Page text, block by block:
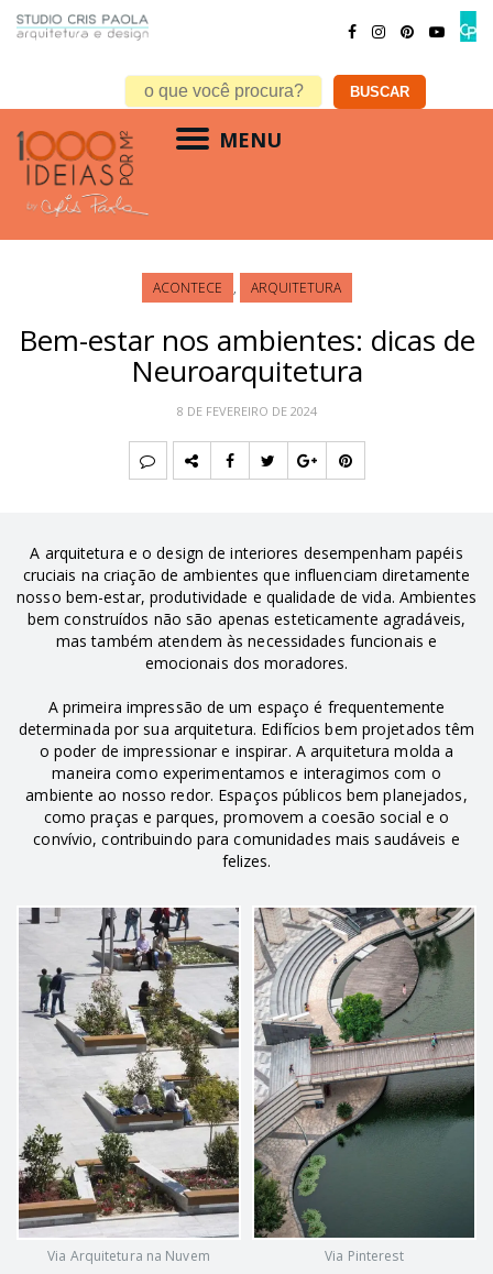
MENU
ACONTECE , ARQUITETURA
Bem-estar nos ambientes: dicas de
Neuroarquitetura
8 DE FEVEREIRO DE 2024
A arquitetura e o design de interiores desempenham papéis
cruciais na criação de ambientes que influenciam diretamente
nosso bem-estar, produtividade e qualidade de vida. Ambientes
bem construídos não são apenas esteticamente agradáveis,
mas também atendem às necessidades funcionais e
emocionais dos moradores.
A primeira impressão de um espaço é frequentemente
determinada por sua arquitetura. Edifícios bem projetados têm
o poder de impressionar e inspirar. A arquitetura molda a
maneira como experimentamos e interagimos com o
ambiente ao nosso redor. Espaços públicos bem planejados,
como praças e parques, promovem a coesão social e o
convívio, contribuindo para comunidades mais saudáveis e
felizes.
Via Arquitetura na Nuvem Via Pinterest